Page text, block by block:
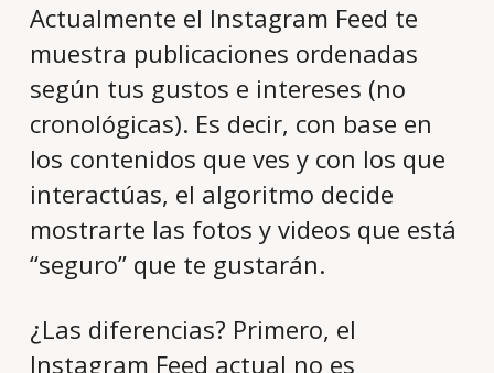
Actualmente el Instagram Feed te
muestra publicaciones ordenadas
según tus gustos e intereses (no
cronológicas). Es decir, con base en
los contenidos que ves y con los que
interactúas, el algoritmo decide
mostrarte las fotos y videos que está
“seguro” que te gustarán.
¿Las diferencias? Primero, el
Instagram Feed actual no es